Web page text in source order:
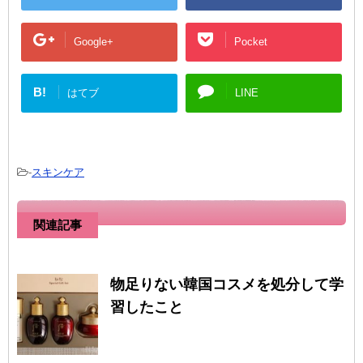
Google+ Pocket
B! はてブ LINE
-スキンケア
関連記事
物足りない韓国コスメを処分して学
習したこと